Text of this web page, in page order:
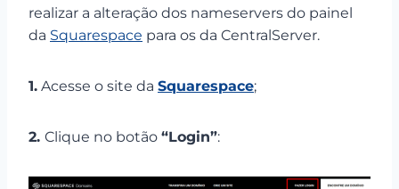
realizar a alteração dos nameservers do painel
da Squarespace para os da CentralServer.
1. Acesse o site da Squarespace;
2. Clique no botão “Login”: